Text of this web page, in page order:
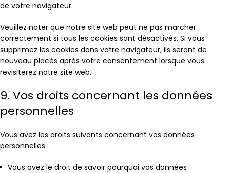
de votre navigateur.
Veuillez noter que notre site web peut ne pas marcher
correctement si tous les cookies sont désactivés. Si vous
supprimez les cookies dans votre navigateur, ils seront de
nouveau placés après votre consentement lorsque vous
revisiterez notre site web.
9. Vos droits concernant les données
personnelles
Vous avez les droits suivants concernant vos données
personnelles :
Vous avez le droit de savoir pourquoi vos données